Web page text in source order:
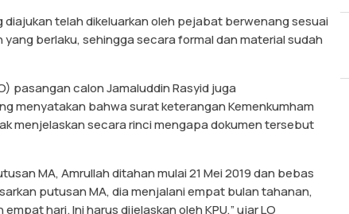
diajukan telah dikeluarkan oleh pejabat berwenang sesuai
berlaku, sehingga secara formal dan material sudah
pasangan calon Jamaluddin Rasyid juga
menyatakan bahwa surat keterangan Kemenkumham
menjelaskan secara rinci mengapa dokumen tersebut
MA, Amrullah ditahan mulai 21 Mei 2019 dan bebas
putusan MA, dia menjalani empat bulan tahanan,
hari. Ini harus dijelaskan oleh KPU,” ujar LO